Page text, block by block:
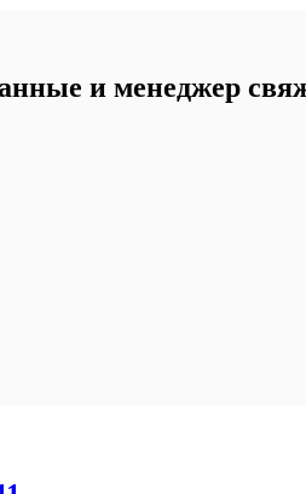
и менеджер